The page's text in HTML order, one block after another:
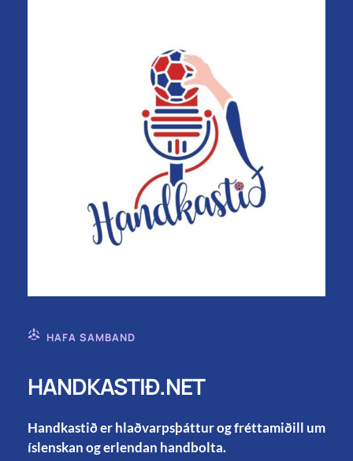
HAFA SAMBAND
HANDKASTIÐ.NET
Handkastið er hlaðvarpsþáttur og fréttamiðill um
íslenskan og erlendan handbolta.